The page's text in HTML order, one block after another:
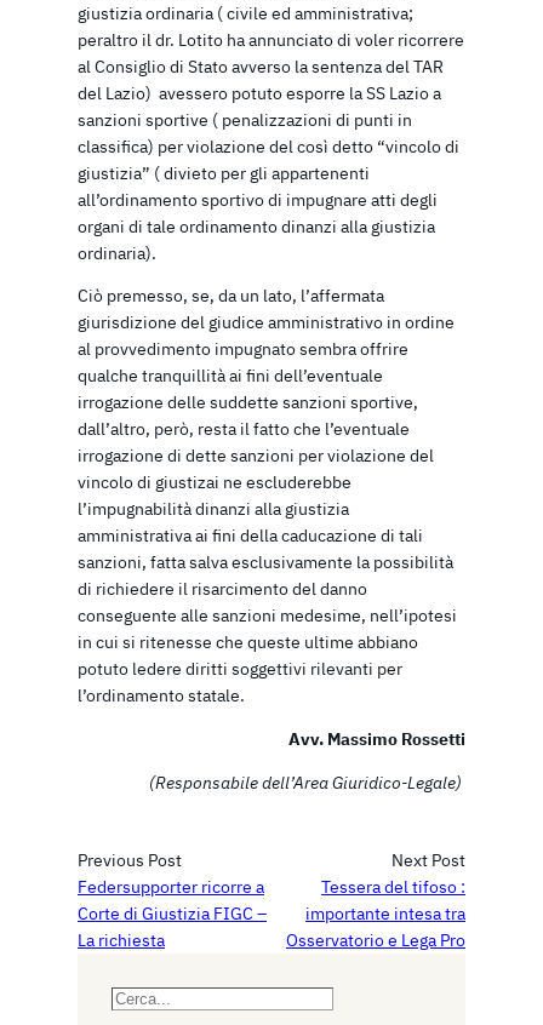
giustizia ordinaria ( civile ed amministrativa;
peraltro il dr. Lotito ha annunciato di voler ricorrere
al Consiglio di Stato avverso la sentenza del TAR
del Lazio) avessero potuto esporre la SS Lazio a
sanzioni sportive ( penalizzazioni di punti in
classifica) per violazione del così detto “vincolo di
giustizia” ( divieto per gli appartenenti
all’ordinamento sportivo di impugnare atti degli
organi di tale ordinamento dinanzi alla giustizia
ordinaria).
Ciò premesso, se, da un lato, l’affermata
giurisdizione del giudice amministrativo in ordine
al provvedimento impugnato sembra offrire
qualche tranquillità ai fini dell’eventuale
irrogazione delle suddette sanzioni sportive,
dall’altro, però, resta il fatto che l’eventuale
irrogazione di dette sanzioni per violazione del
vincolo di giustizai ne escluderebbe
l’impugnabilità dinanzi alla giustizia
amministrativa ai fini della caducazione di tali
sanzioni, fatta salva esclusivamente la possibilità
di richiedere il risarcimento del danno
conseguente alle sanzioni medesime, nell’ipotesi
in cui si ritenesse che queste ultime abbiano
potuto ledere diritti soggettivi rilevanti per
l’ordinamento statale.
Avv. Massimo Rossetti
(Responsabile dell’Area Giuridico-Legale)
Previous Post
Federsupporter ricorre a
Corte di Giustizia FIGC –
La richiesta
Next Post
Tessera del tifoso :
importante intesa tra
Osservatorio e Lega Pro
S